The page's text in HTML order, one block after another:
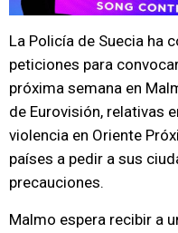
La Policía de Suecia ha
peticiones para
próxima semana en
de Eurovisión, relativas
violencia en Oriente
países a pedir a sus
precauciones.
Malmo espera recibir a